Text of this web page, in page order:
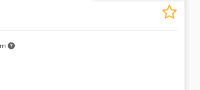
izsviedes gājiens [mm]: 225 Vītne [M]: 24
galda diametrs [mm]: 900 Rotējošā
instrumenta svars, kustamā
iesmidzināšanas svars [g] PS:
vertikāls, EE3: L-stāvoklis Aprīkojums: 2-
vienošanās. Brīvi iekrauts uz kravas
- - - - - - - - - - - #Tagi: ARBURG | Multi 3K |